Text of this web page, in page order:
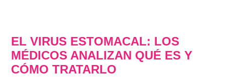
EL VIRUS ESTOMACAL: LOS
MÉDICOS ANALIZAN QUÉ ES Y
CÓMO TRATARLO